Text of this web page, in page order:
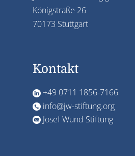
Königstraße 26
70173 Stuttgart
Kontakt
+49 0711 1856-7166
info@jw-stiftung.org
Josef Wund Stiftung